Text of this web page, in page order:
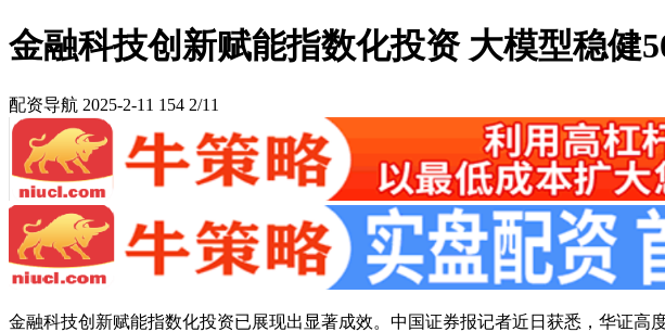
金融科技创新赋能指数化投资 大模型稳健
配资导航 2025-2-11 154 2/11
金融科技创新赋能指数化投资已展现出显著成效。中国证券报记者近日获悉，华证